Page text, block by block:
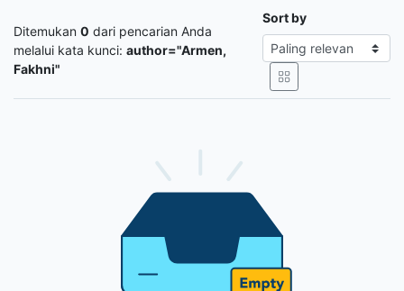
Ditemukan 0 dari pencarian Anda
melalui kata kunci: author="Armen,
Fakhni"
Sort by